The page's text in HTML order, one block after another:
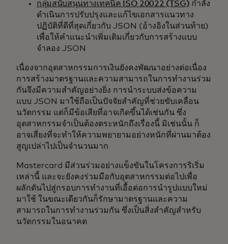
กลุ่มสนับสนุนทางเทคนิค ISO 20022 (TSG) กำลัง
ดำเนินการปรับปรุงและแก้ไขเอกสารแนวทาง
ปฏิบัติที่ดีที่สุดเกี่ยวกับ JSON (อ้างอิงในส่วนท้าย)
เพื่อให้คำแนะนำเพิ่มเติมเกี่ยวกับการสร้างแบบ
จำลอง JSON
เนื่องจากอุตสาหกรรมการเงินยังคงพัฒนาอย่างต่อเนื่อง
การสร้างมาตรฐานและความสามารถในการทำงานร่วม
กันจึงมีความสำคัญอย่างยิ่ง การนำระบบส่งข้อความ
แบบ JSON มาใช้ถือเป็นปัจจัยสำคัญที่ช่วยขับเคลื่อน
นวัตกรรม แต่ก็มีข้อเสียที่อาจเกิดขึ้นได้เช่นกัน ซึ่ง
อุตสาหกรรมจำเป็นต้องตระหนักถึงเรื่องนี้ มิเช่นนั้น ก็
อาจเสี่ยงที่จะทำให้ความพยายามอย่างหนักที่ผ่านมาต้อง
สูญเปล่าไปเป็นจำนวนมาก
Mastercard มีส่วนร่วมอย่างแข็งขันในโครงการริเริ่ม
เหล่านี้ และจะยังคงร่วมมือกับอุตสาหกรรมต่อไปเพื่อ
ผลักดันไปสู่กรอบการทำงานที่เอื้อต่อการนำรูปแบบใหม่
มาใช้ ในขณะเดียวกันก็รักษามาตรฐานและความ
สามารถในการทำงานร่วมกัน ซึ่งเป็นสิ่งสำคัญสำหรับ
นวัตกรรมในอนาคต